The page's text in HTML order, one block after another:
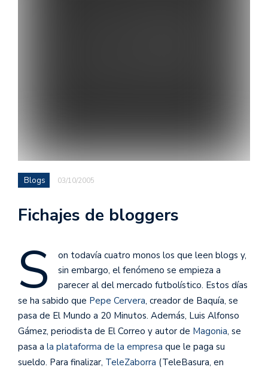
Blogs 03/10/2005
Fichajes de bloggers
S
on todavía cuatro monos los que leen blogs y,
sin embargo, el fenómeno se empieza a
parecer al del mercado futbolístico. Estos días
se ha sabido que Pepe Cervera, creador de Baquía, se
pasa de El Mundo a 20 Minutos. Además, Luis Alfonso
Gámez, periodista de El Correo y autor de Magonia, se
pasa a la plataforma de la empresa que le paga su
sueldo. Para finalizar, TeleZaborra (TeleBasura, en